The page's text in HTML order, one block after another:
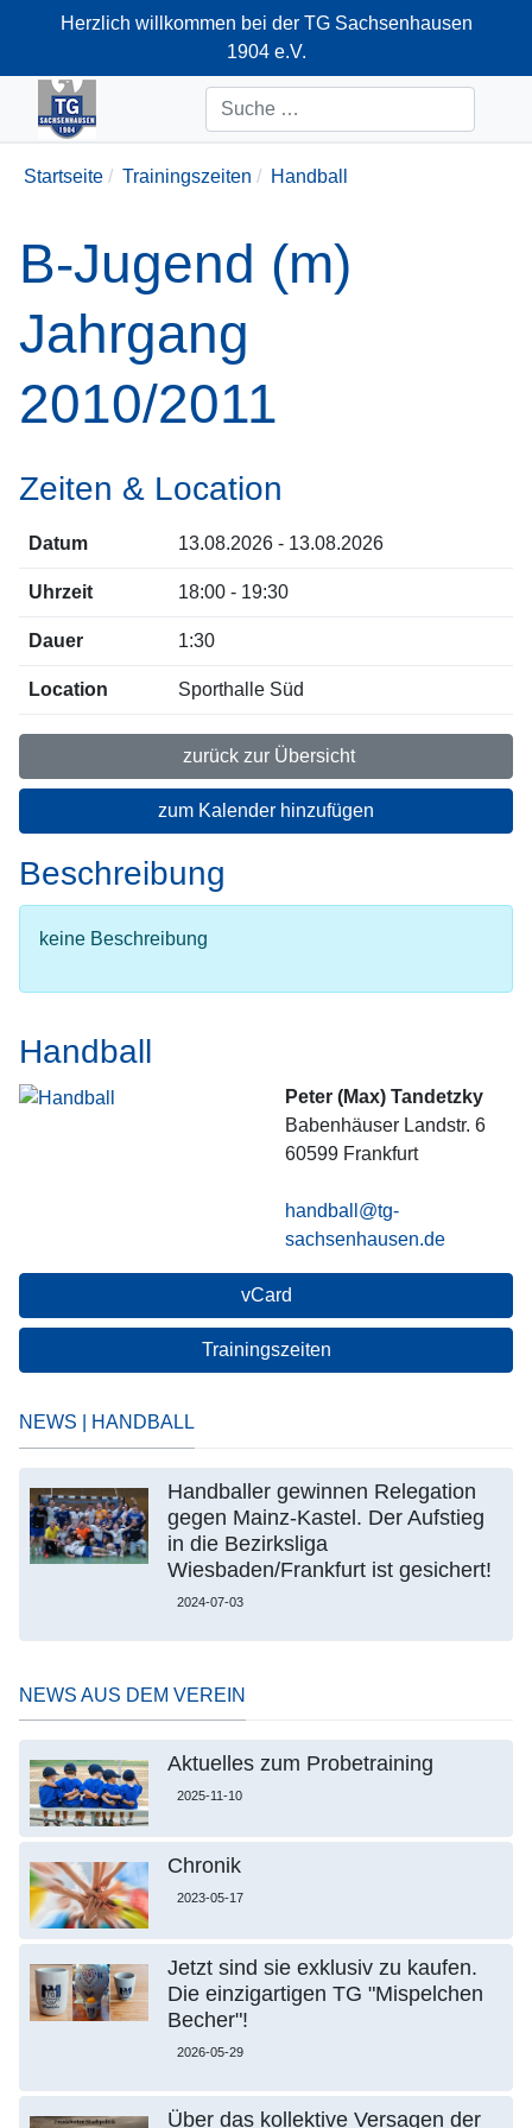
Herzlich willkommen bei der TG Sachsenhausen
1904 e.V.
+49-69-66374712
Suchen
Startseite Trainingszeiten Handball
B-Jugend (m)
Jahrgang
2010/2011
Zeiten & Location
Datum 13.08.2026 - 13.08.2026
Uhrzeit 18:00 - 19:30
Dauer 1:30
Location Sporthalle Süd
zurück zur Übersicht
zum Kalender hinzufügen
Beschreibung
keine Beschreibung
Handball
Peter (Max) Tandetzky
Babenhäuser Landstr. 6
60599 Frankfurt
handball@tg-
sachsenhausen.de
vCard
Trainingszeiten
NEWS | HANDBALL
Handballer gewinnen Relegation
gegen Mainz-Kastel. Der Aufstieg
in die Bezirksliga
Wiesbaden/Frankfurt ist gesichert!
2024-07-03
NEWS AUS DEM VEREIN
Aktuelles zum Probetraining
2025-11-10
Chronik
2023-05-17
Jetzt sind sie exklusiv zu kaufen.
Die einzigartigen TG "Mispelchen
Becher"!
2026-05-29
Über das kollektive Versagen der